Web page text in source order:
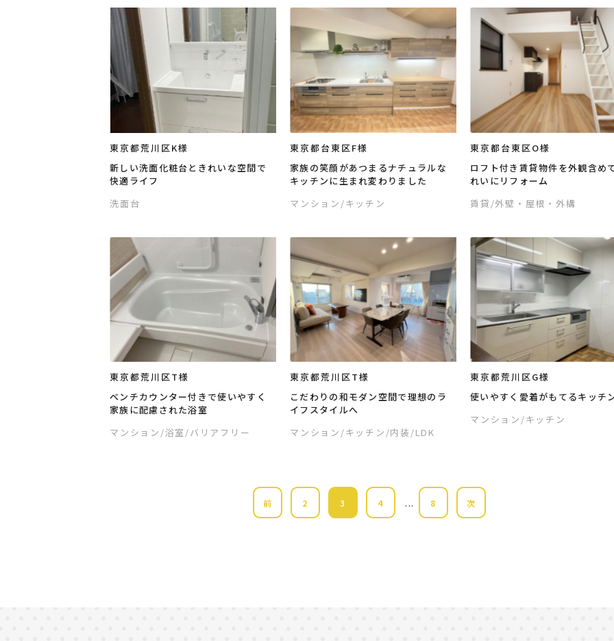
東京都荒川区K様
新しい洗面化粧台ときれいな空間で
快適ライフ
洗面台
東京都台東区F様
家族の笑顔があつまるナチュラルな
キッチンに生まれ変わりました
マンション /キッチン
東京都台東区O様
ロフト付き賃貸物件を外観含め
れいにリフォーム
賃貸/外壁・屋根・外構
東京都荒川区T様
ベンチカウンター付きで使いやすく
家族に配慮された浴室
マンション /浴室 /バリアフリー
東京都荒川区T様
こだわりの和モダン空間で理想のラ
イフスタイルへ
マンション /キッチン /内装 /LDK
東京都荒川区G様
使いやすく愛着がもてるキッチ
マンション /キッチン
前 2 3 4 ... 8 次